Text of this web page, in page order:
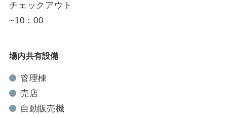
チェックアウト
~10：00
場内共有設備
管理棟
売店
自動販売機